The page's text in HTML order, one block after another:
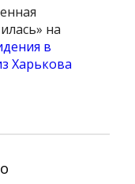
на
в
Харькова